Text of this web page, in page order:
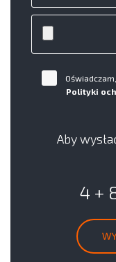
Polityki
Aby
4 +